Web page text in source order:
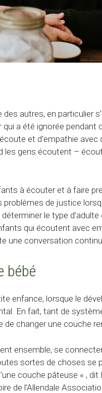
autres, en particulier
a été ignorée pendant
et d’empathie avec
les gens écoutent –
à écouter et à faire
de justice
le type d’adulte
qui écoutent avec
une conversation
bébé
enfance, lorsque le
En fait, tant de
de changer une couche
ensemble, se
sortes de choses se
couche pâteuse « , dit
de l’Allendale